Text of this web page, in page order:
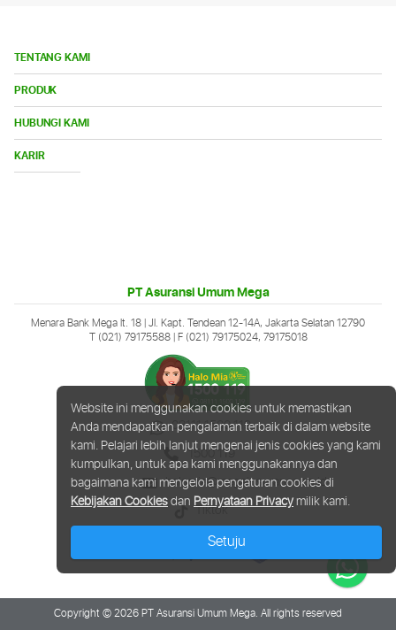
TENTANG KAMI
PRODUK
HUBUNGI KAMI
KARIR
PT Asuransi Umum Mega
Menara Bank Mega lt. 18 | Jl. Kapt. Tendean 12-14A, Jakarta Selatan 12790
T (021) 79175588| F (021) 79175024, 79175018
08111 1500 119
1500 119
halomia@megainsurance.co.id
Tiktok
Copyright © 2026 PT Asuransi Umum Mega. All rights reserved
Website ini menggunakan cookies untuk memastikan
Anda mendapatkan pengalaman terbaik di dalam website
kami. Pelajari lebih lanjut mengenai jenis cookies yang kami
kumpulkan, untuk apa kami menggunakannya dan
bagaimana kami mengelola pengaturan cookies di
Kebijakan Cookiesdan Pernyataan Privacymilik kami.
Setuju